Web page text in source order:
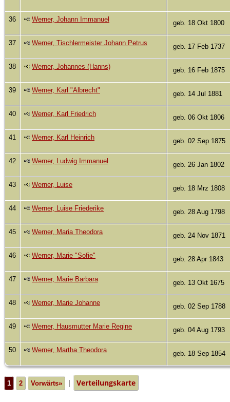
36 Werner, Johann Immanuel geb. 18 Okt 1800
37 Werner, Tischlermeister Johann Petrus geb. 17 Feb 1737
38 Werner, Johannes (Hanns) geb. 16 Feb 1875
39 Werner, Karl "Albrecht" geb. 14 Jul 1881
40 Werner, Karl Friedrich geb. 06 Okt 1806
41 Werner, Karl Heinrich geb. 02 Sep 1875
42 Werner, Ludwig Immanuel geb. 26 Jan 1802
43 Werner, Luise geb. 18 Mrz 1808
44 Werner, Luise Friederike geb. 28 Aug 1798
45 Werner, Maria Theodora geb. 24 Nov 1871
46 Werner, Marie "Sofie" geb. 28 Apr 1843
47 Werner, Marie Barbara geb. 13 Okt 1675
48 Werner, Marie Johanne geb. 02 Sep 1788
49 Werner, Hausmutter Marie Regine geb. 04 Aug 1793
50 Werner, Martha Theodora geb. 18 Sep 1854
1 2 Vorwärts» | Verteilungskarte